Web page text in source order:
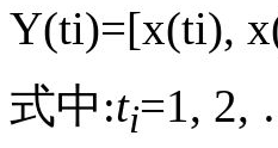
Y(ti)=[x(ti), x
式中:ti=1, 2,